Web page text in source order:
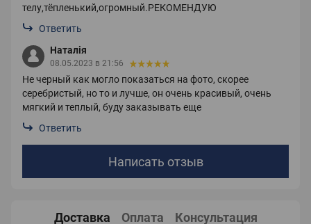
телу,тёпленький,огромный.РЕКОМЕНДУЮ
Ответить
Наталія
08.05.2023 в 21:56
Не черный как могло показаться на фото, скорее
серебристый, но то и лучше, он очень красивый, очень
мягкий и теплый, буду заказывать еще
Ответить
Написать отзыв
Доставка Оплата Консультация